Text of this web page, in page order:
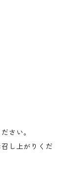
さい。
し上がりくだ